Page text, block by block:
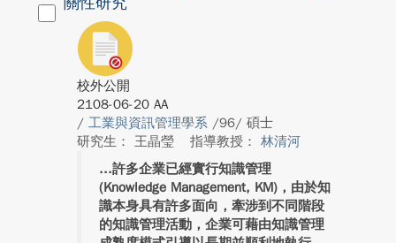
校外公開
2108-06-20 AA
/ 工業與資訊管理學系 /96/ 碩士
研究生： 王晶瑩
指導教授： 林清河
許多企業已經實行知識管理
(Knowledge Management, KM)，由於知
識本身具有許多面向，牽涉到不同階段
的知識管理活動，企業可藉由知識管理